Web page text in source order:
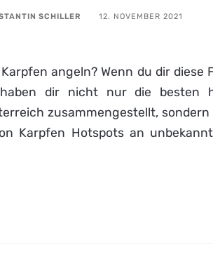
SCHILLER 12. NOVEMBER 2021
angeln? Wenn du dir diese
dir nicht nur die besten
zusammengestellt,
Karpfen Hotspots an